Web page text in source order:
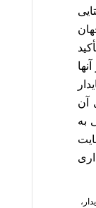
آن
به
،